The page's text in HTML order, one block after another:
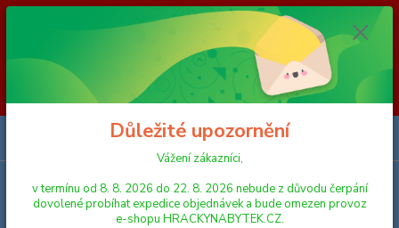
Vážení zákazníci, v termínu od 8. 8. 2026 do 23. 8. 2026 nebude z
důvodu čerpání dovolené probíhat expedice objednávek a bude omezen
provoz e-shopu HRACKYNABYTEK.CZ. Objednávky přijaté, nebo
uhrazené do čtvrtka 6. 8. 2026 budou expedovány v pátek 7. 8. 2026.
Objednávky přijaté, nebo uhrazené od pátku 7. 8. 2026 do neděle 23. 8.
2026 budou postupně expedovány od pondělí 24. 8. 2026. Děkujeme za
pochopení HRACKYNABYTEK.CZ
Menu
Důležité upozornění
Vážení zákazníci,
v termínu od 8. 8. 2026 do 22. 8. 2026 nebude z důvodu čerpání
dovolené probíhat expedice objednávek a bude omezen provoz
e-shopu HRACKYNABYTEK.CZ.